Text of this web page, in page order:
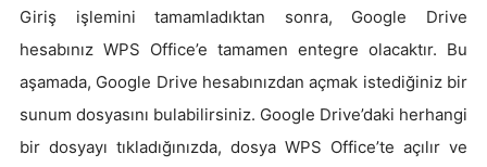
Giriş işlemini tamamladıktan sonra, Google Drive
hesabınız WPS Office’e tamamen entegre olacaktır. Bu
aşamada, Google Drive hesabınızdan açmak istediğiniz bir
sunum dosyasını bulabilirsiniz. Google Drive’daki herhangi
bir dosyayı tıkladığınızda, dosya WPS Office’te açılır ve